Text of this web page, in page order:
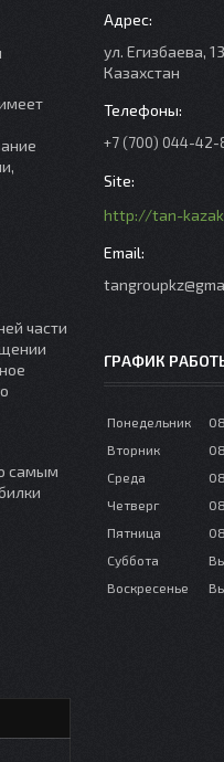
части
самым
ул. Егизбаева,
Казахстан
+7 (700) 044-42-
http://tan-
ГРАФИК
Понедельник
Вторник
Среда
Четверг
Пятница
Суббота
Воскресенье